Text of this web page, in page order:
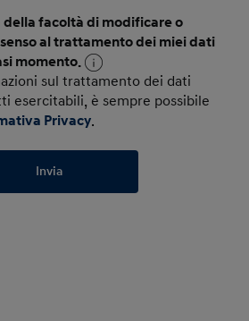
della facoltà di modificare o
al trattamento dei miei dati
momento.
sul trattamento dei dati
esercitabili, è sempre possibile
Privacy.
Invia